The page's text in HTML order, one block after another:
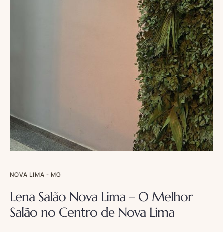
NOVA LIMA - MG
Lena Salão Nova Lima – O Melhor
Salão no Centro de Nova Lima